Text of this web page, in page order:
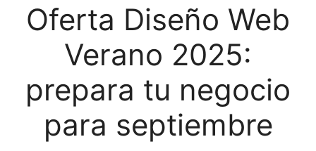
Oferta Diseño Web
Verano 2025:
prepara tu negocio
para septiembre